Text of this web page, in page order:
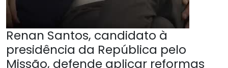
Renan Santos, candidato à
presidência da República pelo
Missão, defende aplicar reformas